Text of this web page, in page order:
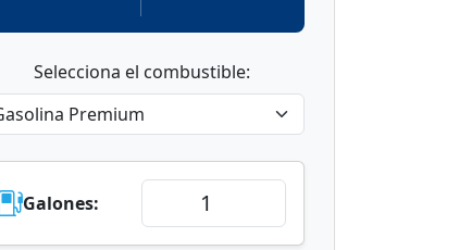
Selecciona el combustible:
Galones: